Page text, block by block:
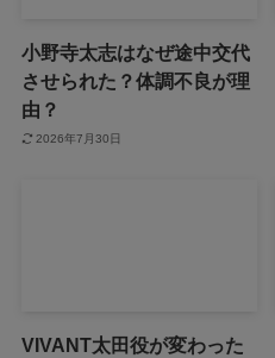
小野寺太志はなぜ途中交代
させられた？体調不良が理
由？
2026年7月30日
VIVANT太田役が変わった